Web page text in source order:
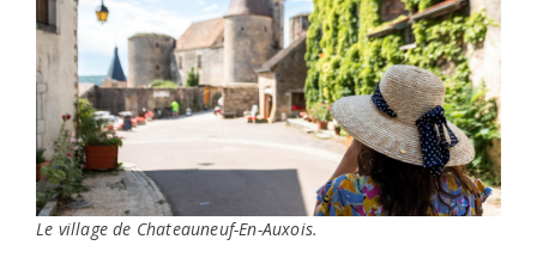
Le village de Chateauneuf-En-Auxois.